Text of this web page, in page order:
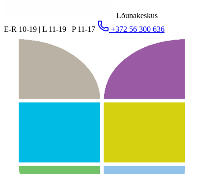
Lõunakeskus
E-R 10-19 | L 11-19 | P 11-17
+372 56 300 636